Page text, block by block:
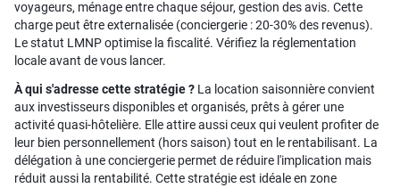
voyageurs, ménage entre chaque séjour, gestion des avis. Cette
charge peut être externalisée (conciergerie : 20-30% des revenus).
Le statut LMNP optimise la fiscalité. Vérifiez la réglementation
locale avant de vous lancer.
À qui s'adresse cette stratégie ? La location saisonnière convient
aux investisseurs disponibles et organisés, prêts à gérer une
activité quasi-hôtelière. Elle attire aussi ceux qui veulent profiter de
leur bien personnellement (hors saison) tout en le rentabilisant. La
délégation à une conciergerie permet de réduire l'implication mais
réduit aussi la rentabilité. Cette stratégie est idéale en zone